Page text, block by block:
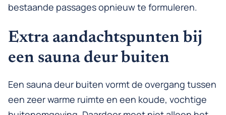
bestaande passages opnieuw te formuleren.
Extra aandachtspunten bij
een sauna deur buiten
Een sauna deur buiten vormt de overgang tussen
een zeer warme ruimte en een koude, vochtige